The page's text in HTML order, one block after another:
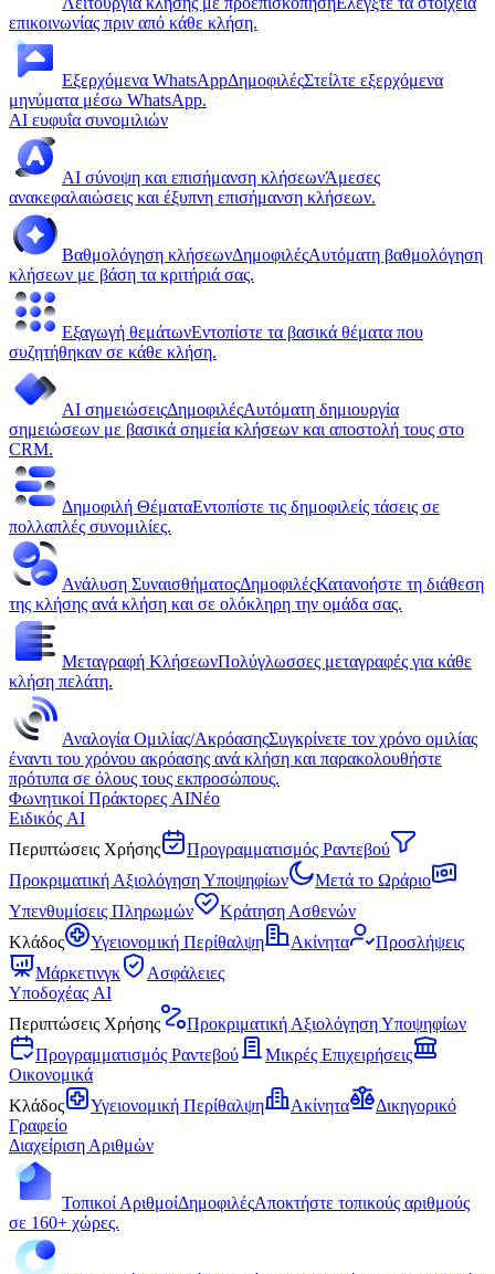
επικοινωνίας πριν από κάθε κλήση.
Εξερχόμενα WhatsAppΔημοφιλέςΣτείλτε εξερχόμενα
μηνύματα μέσω WhatsApp.
AI ευφυΐα συνομιλιών
AI σύνοψη και επισήμανση κλήσεωνΆμεσες
ανακεφαλαιώσεις και έξυπνη επισήμανση κλήσεων.
Βαθμολόγηση κλήσεωνΔημοφιλέςΑυτόματη βαθμολόγηση
κλήσεων με βάση τα κριτήριά σας.
Εξαγωγή θεμάτωνΕντοπίστε τα βασικά θέματα που
συζητήθηκαν σε κάθε κλήση.
AI σημειώσειςΔημοφιλέςΑυτόματη δημιουργία
σημειώσεων με βασικά σημεία κλήσεων και αποστολή τους στο
CRM.
Δημοφιλή ΘέματαΕντοπίστε τις δημοφιλείς τάσεις σε
πολλαπλές συνομιλίες.
Ανάλυση ΣυναισθήματοςΔημοφιλέςΚατανοήστε τη διάθεση
της κλήσης ανά κλήση και σε ολόκληρη την ομάδα σας.
Μεταγραφή ΚλήσεωνΠολύγλωσσες μεταγραφές για κάθε
κλήση πελάτη.
Αναλογία Ομιλίας/ΑκρόασηςΣυγκρίνετε τον χρόνο ομιλίας
έναντι του χρόνου ακρόασης ανά κλήση και παρακολουθήστε
πρότυπα σε όλους τους εκπροσώπους.
Φωνητικοί Πράκτορες AIΝέο
Ειδικός AI
Περιπτώσεις Χρήσης
Προγραμματισμός Ραντεβού
Προκριματική Αξιολόγηση Υποψηφίων
Μετά το Ωράριο
Υπενθυμίσεις Πληρωμών
Κράτηση Ασθενών
Κλάδος
Υγειονομική Περίθαλψη Ακίνητα
Προσλήψεις
Μάρκετινγκ
Ασφάλειες
Υποδοχέας AI
Περιπτώσεις Χρήσης
Προκριματική Αξιολόγηση Υποψηφίων
Προγραμματισμός Ραντεβού
Μικρές Επιχειρήσεις
Οικονομικά
Κλάδος
Υγειονομική Περίθαλψη Ακίνητα
Δικηγορικό
Γραφείο
Διαχείριση Αριθμών
Τοπικοί ΑριθμοίΔημοφιλέςΑποκτήστε τοπικούς αριθμούς
σε 160+ χώρες.